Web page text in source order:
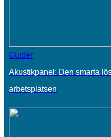
Guider
Akustikpanel: Den smarta
arbetsplatsen